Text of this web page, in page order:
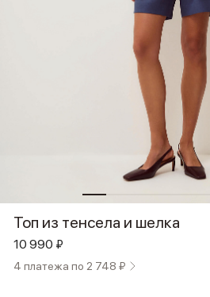
Топ из тенсела и шелка
10 990 ₽
4 платежа по 2 748 ₽